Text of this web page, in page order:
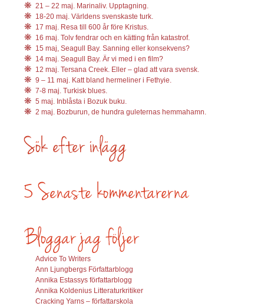
21 – 22 maj. Marinaliv. Upptagning.
18-20 maj. Världens svenskaste turk.
17 maj. Resa till 600 år före Kristus.
16 maj. Tolv fendrar och en kätting från katastrof.
15 maj, Seagull Bay. Sanning eller konsekvens?
14 maj. Seagull Bay. Är vi med i en film?
12 maj. Tersana Creek. Eller – glad att vara svensk.
9 – 11 maj. Katt bland hermeliner i Fethyie.
7-8 maj. Turkisk blues.
5 maj. Inblåsta i Bozuk buku.
2 maj. Bozburun, de hundra guleternas hemmahamn.
Advice To Writers
Ann Ljungbergs Författarblogg
Annika Estassys författarblogg
Annika Koldenius Litteraturkritiker
Cracking Yarns – författarskola